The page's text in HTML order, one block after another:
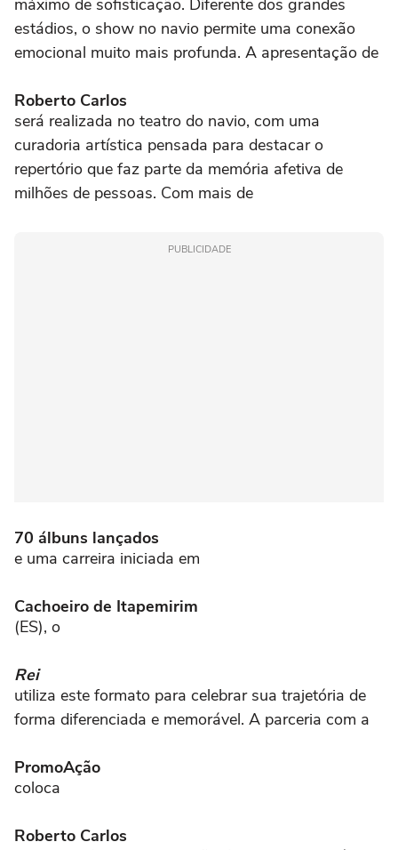
máximo de sofisticação. Diferente dos grandes
estádios, o show no navio permite uma conexão
emocional muito mais profunda. A apresentação de
Roberto Carlos
será realizada no teatro do navio, com uma
curadoria artística pensada para destacar o
repertório que faz parte da memória afetiva de
milhões de pessoas. Com mais de
PUBLICIDADE
70 álbuns lançados
e uma carreira iniciada em
Cachoeiro de Itapemirim
(ES), o
Rei
utiliza este formato para celebrar sua trajetória de
forma diferenciada e memorável. A parceria com a
PromoAção
coloca
Roberto Carlos